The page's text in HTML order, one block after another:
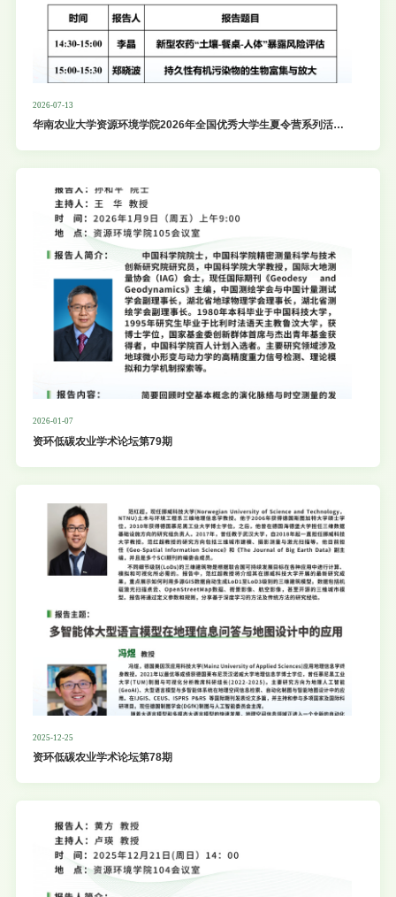
2026-07-13
华南农业大学资源环境学院2026年全国优秀大学生夏令营系列活
2026-01-07
资环低碳农业学术论坛第79期
2025-12-25
资环低碳农业学术论坛第78期